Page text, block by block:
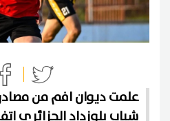
علمت ديوان افم من
شباب بلوزداد الجزائري